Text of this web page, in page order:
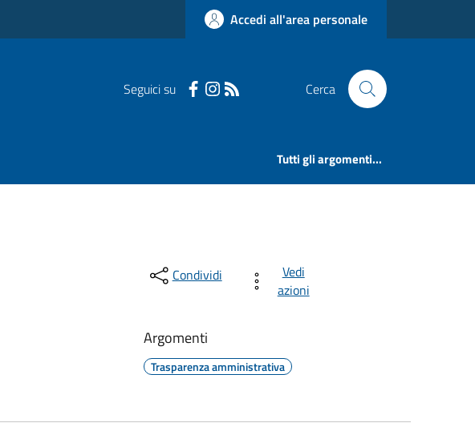
Accedi all'area personale
Seguici su Cerca
Tutti gli argomenti...
Condividi
Vedi
azioni
Argomenti
Trasparenza amministrativa